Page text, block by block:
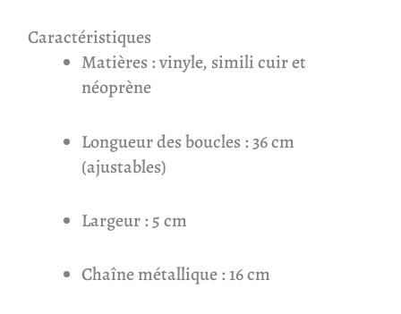
Caractéristiques
Matières : vinyle, simili cuir et
néoprène
Longueur des boucles : 36 cm
(ajustables)
Largeur : 5 cm
Chaîne métallique : 16 cm